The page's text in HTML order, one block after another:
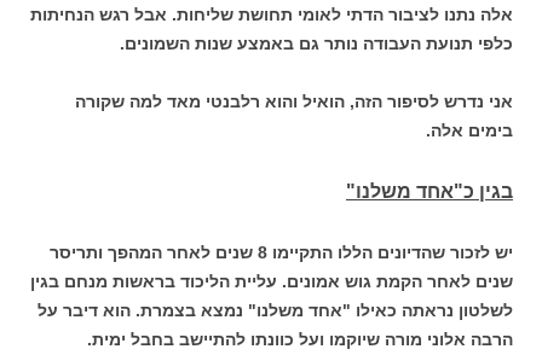
אלה נתנו לציבור הדתי לאומי תחושת שליחות. אבל רגש הנחיתות
כלפי תנועת העבודה נותר גם באמצע שנות השמונים.
אני נדרש לסיפור הזה, הואיל והוא רלבנטי מאד למה שקורה
בימים אלה.
בגין כ"אחד משלנו"
יש לזכור שהדיונים הללו התקיימו 8 שנים לאחר המהפך ותריסר
שנים לאחר הקמת גוש אמונים. עליית הליכוד בראשות מנחם בגין
לשלטון נראתה כאילו "אחד משלנו" נמצא בצמרת. הוא דיבר על
הרבה אלוני מורה שיוקמו ועל כוונתו להתיישב בחבל ימית.